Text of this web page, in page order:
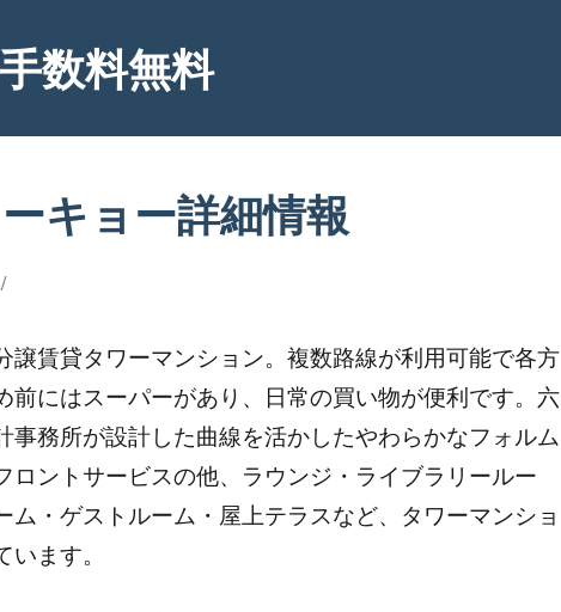
数料無料
キョー詳細情報
譲賃貸タワーマンション。複数路線が利用可能で各方
にはスーパーがあり、日常の買い物が便利です。六
務所が設計した曲線を活かしたやわらかなフォルム
ントサービスの他、ラウンジ・ライブラリールー
・ゲストルーム・屋上テラスなど、タワーマンショ
ます。